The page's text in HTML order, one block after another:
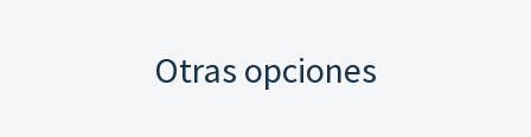
Otras opciones